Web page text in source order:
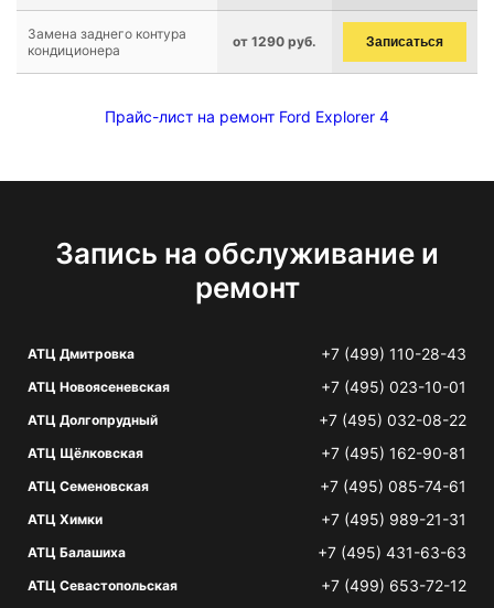
Замена заднего контура
кондиционера
от 1290 руб. Записаться
Прайс-лист на ремонт Ford Explorer 4
Запись на обслуживание и
ремонт
АТЦ Дмитровка +7 (499) 110-28-43
АТЦ Новоясеневская +7 (495) 023-10-01
АТЦ Долгопрудный +7 (495) 032-08-22
АТЦ Щёлковская +7 (495) 162-90-81
АТЦ Семеновская +7 (495) 085-74-61
АТЦ Химки +7 (495) 989-21-31
АТЦ Балашиха +7 (495) 431-63-63
АТЦ Севастопольская +7 (499) 653-72-12